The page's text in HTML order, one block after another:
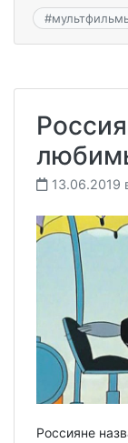
#
13.06.2019
Россияне